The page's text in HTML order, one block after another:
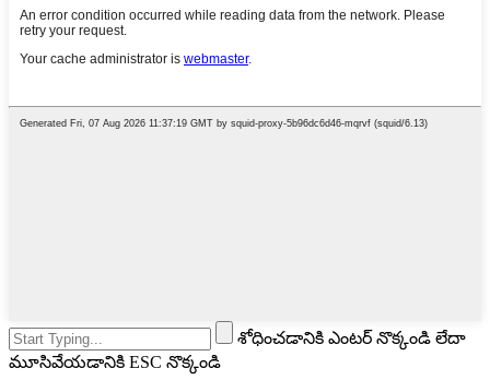
శోధించడానికి ఎంటర్ నొక్కండి లేదా
మూసివేయడానికి ESC నొక్కండి